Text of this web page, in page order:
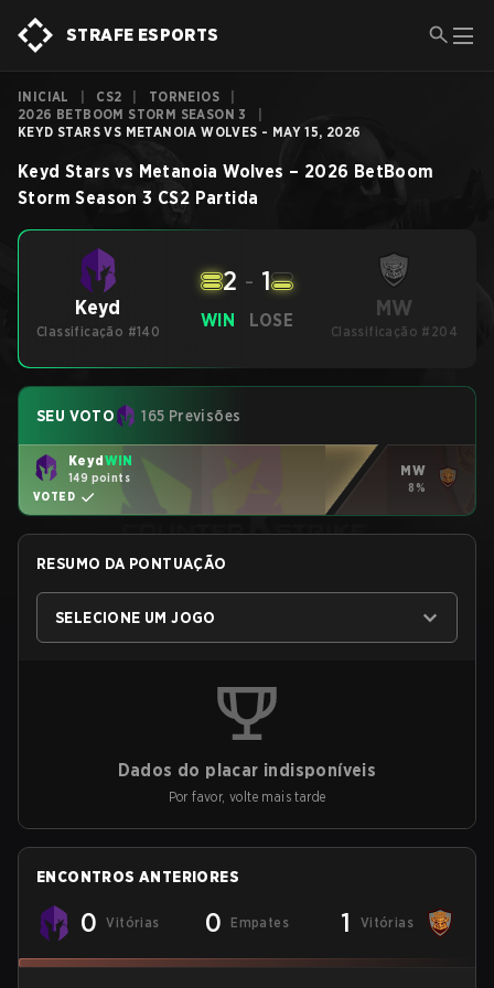
STRAFE ESPORTS
INICIAL CS2 TORNEIOS
2026 BETBOOM STORM SEASON 3
KEYD STARS VS METANOIA WOLVES - MAY 15, 2026
Keyd Stars vs Metanoia Wolves – 2026 BetBoom
Storm Season 3 CS2 Partida
Keyd
Classificação #140
WIN
2 - 1
LOSE MW
Classificação #204
SEU VOTO 165 Previsões
KeydWIN
149 points
VOTED
MW
8%
RESUMO DA PONTUAÇÃO
SELECIONE UM JOGO
Dados do placar indisponíveis
Por favor, volte mais tarde
ENCONTROS ANTERIORES
0 Vitórias 0 Empates 1 Vitórias